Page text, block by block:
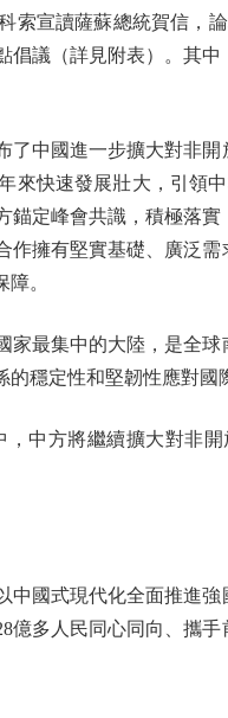
宣讀薩蘇總統賀信，
議（詳見附表）。其
國進一步擴大對非開
快速發展壯大，引領
定峰會共識，積極落
擁有堅實基礎、廣泛
。
集中的大陸，是全球
穩定性和堅韌性應對國
方將繼續擴大對非開
國式現代化全面推進強
多人民同心同向、攜